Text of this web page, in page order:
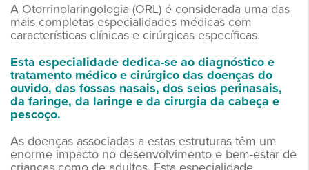
A Otorrinolaringologia (ORL) é considerada uma das
mais completas especialidades médicas com
características clínicas e cirúrgicas específicas.
Esta especialidade dedica-se ao diagnóstico e
tratamento médico e cirúrgico das doenças do
ouvido, das fossas nasais, dos seios perinasais,
da faringe, da laringe e da cirurgia da cabeça e
pescoço.
As doenças associadas a estas estruturas têm um
enorme impacto no desenvolvimento e bem-estar de